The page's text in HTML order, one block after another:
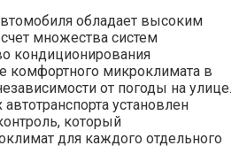
обладает высоким
множества систем
кондиционирования
комфортного микроклимата в
от погоды на улице.
установлен
который
для каждого отдельного